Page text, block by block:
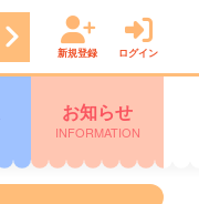
24:15 ＦＮＮ Ｌｉｖ
新規登録 ログイン
お知らせ
INFORMATION